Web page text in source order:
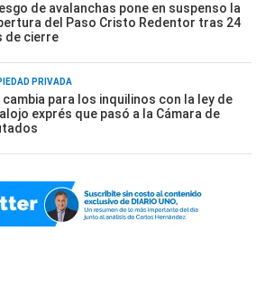
de avalanchas pone en suspenso la
del Paso Cristo Redentor tras 24
de cierre
PRIVADA
cambia para los inquilinos con la ley de
exprés que pasó a la Cámara de